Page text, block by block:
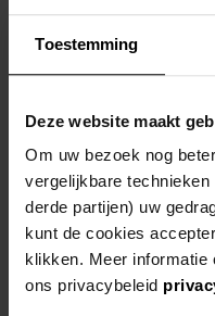
Toestemming
Deze website maakt
Om uw bezoek nog
vergelijkbare
derde partijen) uw
kunt de cookies
klikken. Meer
ons privacybeleid
Helaas, er is een fout
Mogelijk kunt u deze
een verouderde
een zoekmachine heeft
eenfout getyptadres